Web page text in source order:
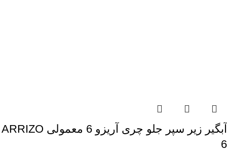
آبگیر زیر سپر جلو چری آریزو 6 معمولی ARRIZO
6